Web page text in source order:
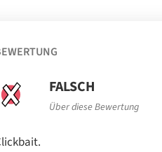
FALSCH
Über diese Bewertung